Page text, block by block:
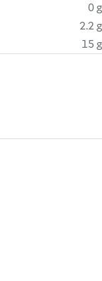
0 g
2.2 g
15 g